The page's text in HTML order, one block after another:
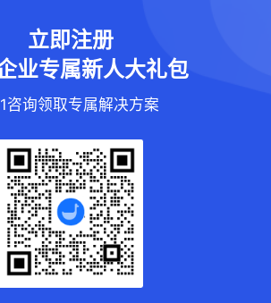
立即注册
业专属新人大礼包
咨询领取专属解决方案